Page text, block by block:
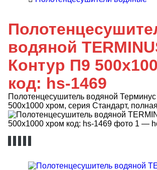
водяной
Контур П9
код: hs-1469
Полотенцесушитель водяной
500х1000 хром, серия Стандарт,